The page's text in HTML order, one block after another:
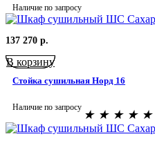
Наличие по запросу
137 270 р.
В корзину
Стойка сушильная Норд 16
Наличие по запросу
★ ★ ★ ★ ★